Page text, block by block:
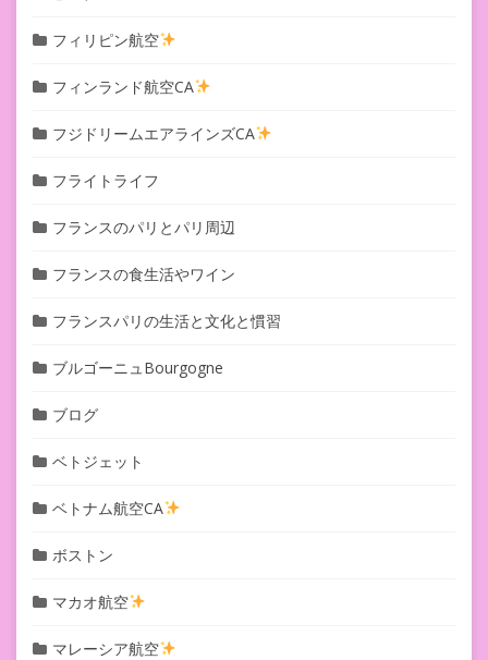
フィリピン航空
フィンランド航空CA
フジドリームエアラインズCA
フライトライフ
フランスのパリとパリ周辺
フランスの食生活やワイン
フランスパリの生活と文化と慣習
ブルゴーニュBourgogne
ブログ
ベトジェット
ベトナム航空CA
ボストン
マカオ航空
マレーシア航空